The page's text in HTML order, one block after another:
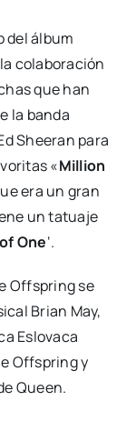
del álbum
colaboración
que han
la banda
Sheeran para
«Million
era un gran
un tatuaje
One‘.
Offspring se
Brian May,
Eslovaca
Offspring y
Queen.